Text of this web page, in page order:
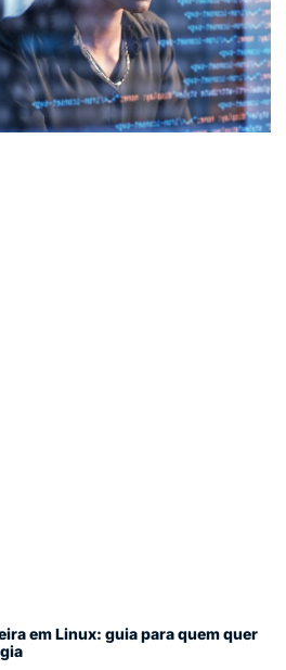
em Linux: guia para quem quer